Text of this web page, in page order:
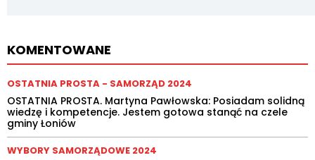
KOMENTOWANE
OSTATNIA PROSTA - SAMORZĄD 2024
OSTATNIA PROSTA. Martyna Pawłowska: Posiadam solidną
wiedzę i kompetencje. Jestem gotowa stanąć na czele
gminy Łoniów
WYBORY SAMORZĄDOWE 2024